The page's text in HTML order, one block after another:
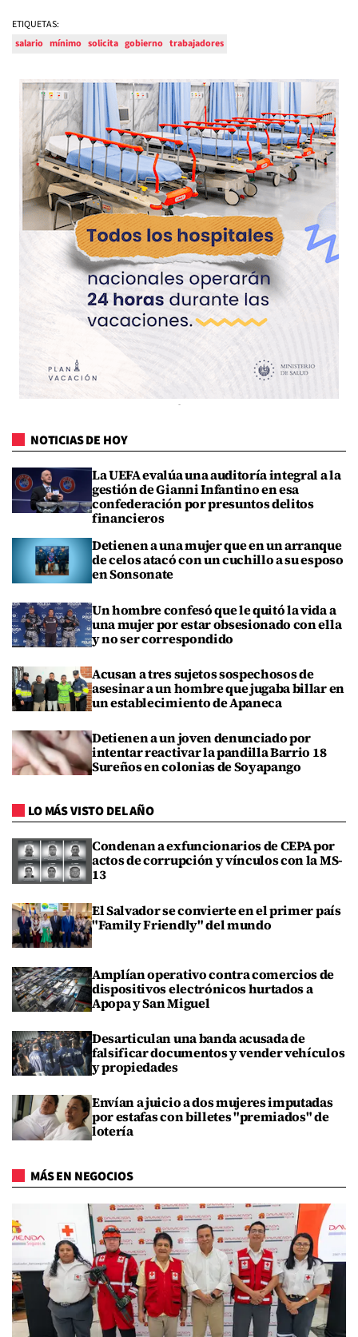
ETIQUETAS:
salario mínimo solicita gobierno trabajadores
NOTICIAS DE HOY
La UEFA evalúa una auditoría integral a la
gestión de Gianni Infantino en esa
confederación por presuntos delitos
financieros
Detienen a una mujer que en un arranque
de celos atacó con un cuchillo a su esposo
en Sonsonate
Un hombre confesó que le quitó la vida a
una mujer por estar obsesionado con ella
y no ser correspondido
Acusan a tres sujetos sospechosos de
asesinar a un hombre que jugaba billar en
un establecimiento de Apaneca
Detienen a un joven denunciado por
intentar reactivar la pandilla Barrio 18
Sureños en colonias de Soyapango
LO MÁS VISTO DEL AÑO
Condenan a exfuncionarios de CEPA por
actos de corrupción y vínculos con la MS-
13
El Salvador se convierte en el primer país
"Family Friendly" del mundo
Amplían operativo contra comercios de
dispositivos electrónicos hurtados a
Apopa y San Miguel
Desarticulan una banda acusada de
falsificar documentos y vender vehículos
y propiedades
Envían a juicio a dos mujeres imputadas
por estafas con billetes "premiados" de
lotería
MÁS EN NEGOCIOS